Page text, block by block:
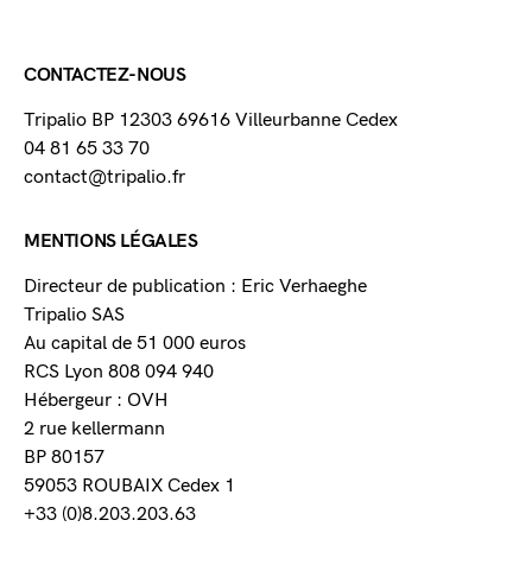
CONTACTEZ-NOUS
Tripalio BP 12303 69616 Villeurbanne Cedex
04 81 65 33 70
contact@tripalio.fr
MENTIONS LÉGALES
Directeur de publication : Eric Verhaeghe
Tripalio SAS
Au capital de 51 000 euros
RCS Lyon 808 094 940
Hébergeur : OVH
2 rue kellermann
BP 80157
59053 ROUBAIX Cedex 1
+33 (0)8.203.203.63